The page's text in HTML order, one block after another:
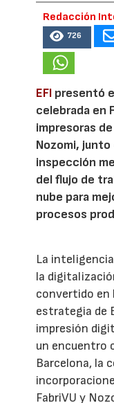
Redacción
726
EFI presentó
celebrada en
impresoras de
Nozomi,
inspección
del flujo de
nube para
procesos
La
la
convertido en
estrategia de
impresión
un encuentro
Barcelona, la
FabriVU y